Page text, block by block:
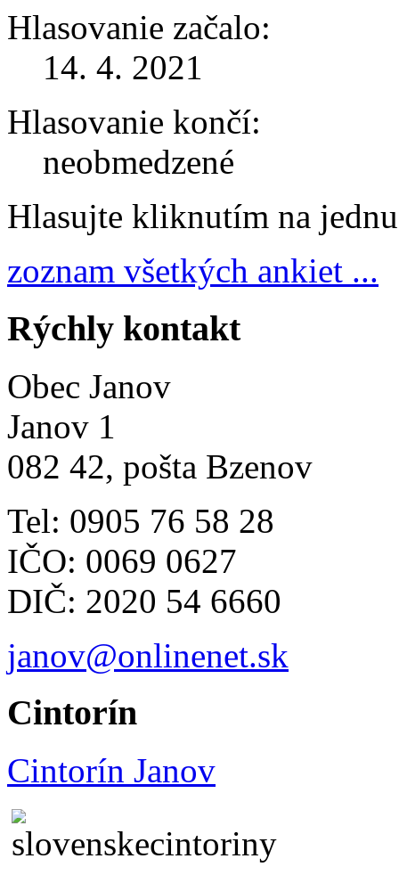
Hlasovanie začalo:
14. 4. 2021
Hlasovanie končí:
neobmedzené
Hlasujte kliknutím na
zoznam všetkých ankiet ...
Rýchly kontakt
Obec Janov
Janov 1
082 42, pošta Bzenov
Tel: 0905 76 58 28
IČO: 0069 0627
DIČ: 2020 54 6660
janov@onlinenet.sk
Cintorín
Cintorín Janov